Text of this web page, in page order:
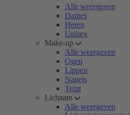
Alle weergeven
Dames
Heren
Unisex
Make-up
Alle weergeven
Ogen
Lippen
Nagels
Teint
Lichaam
Alle weergeven